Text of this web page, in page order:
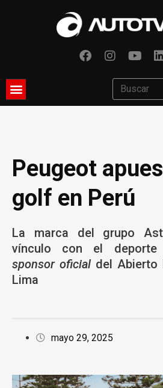
Peugeot
golf en Perú
La marca del grupo
vínculo con el deporte
sponsor oficialdel Abierto
Lima
mayo 29, 2025